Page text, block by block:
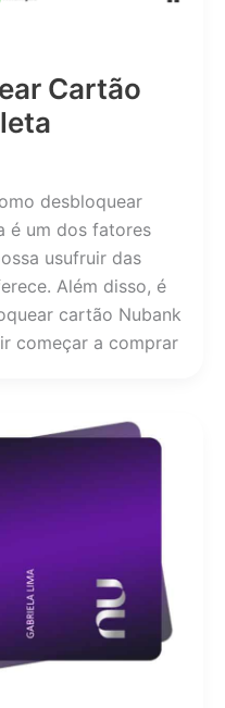
Cartão
desbloquear
é um dos fatores
usufruir das
Além disso, é
cartão Nubank
começar a comprar